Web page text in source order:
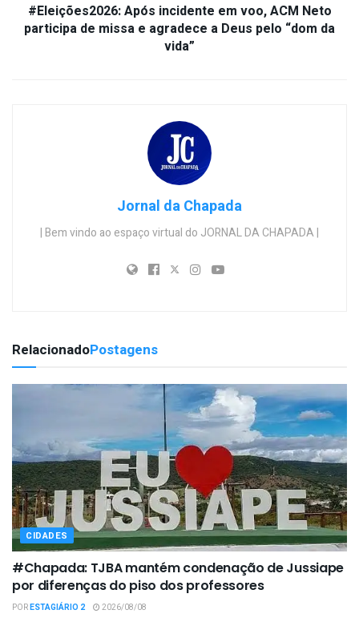
#Eleições2026: Após incidente em voo, ACM Neto
participa de missa e agradece a Deus pelo “dom da
vida”
Jornal da Chapada
| Bem vindo ao espaço virtual do JORNAL DA CHAPADA |
RelacionadoPostagens
CIDADES
#Chapada: TJBA mantém condenação de Jussiape
por diferenças do piso dos professores
PORESTAGIÁRIO 2 2026/08/08